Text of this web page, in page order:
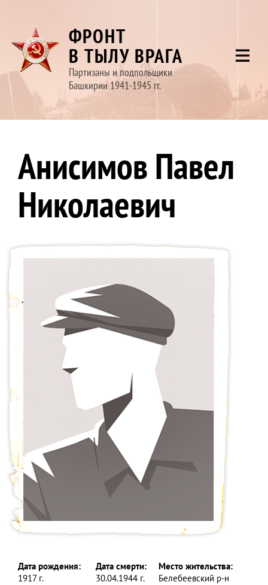
ФРОНТ
В ТЫЛУ ВРАГА
Партизаны и подпольщики
Башкирии 1941-1945 гг.
Анисимов Павел
Николаевич
Дата рождения:
1917 г.
Дата смерти:
30.04.1944 г.
Место жительства:
Белебеевский р-н